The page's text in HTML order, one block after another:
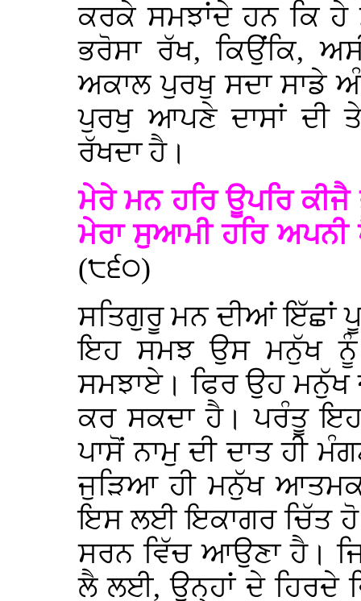
ਕਰਕੇ ਸਮਝਾਂਦੇ ਹਨ ਕਿ
ਭਰੋਸਾ ਰੱਖ, ਕਿਉਂਕਿ,
ਅਕਾਲ ਪੁਰਖੁ ਸਦਾ ਸਾਡੇ
ਪੁਰਖੁ ਆਪਣੇ ਦਾਸਾਂ
ਰੱਖਦਾ ਹੈ।
ਮੇਰੇ ਮਨ ਹਰਿ ਊਪਰਿ
ਮੇਰਾ ਸੁਆਮੀ ਹਰਿ ਅਪਨੀ
(੮੬੦)
ਸਤਿਗੁਰੂ ਮਨ ਦੀਆਂ ਇੱਛਾਂ
ਇਹ ਸਮਝ ਉਸ ਮਨੁੱਖ
ਸਮਝਾਏ। ਫਿਰ ਉਹ ਮਨੁੱਖ
ਕਰ ਸਕਦਾ ਹੈ। ਪਰੰਤੂ
ਪਾਸੋਂ ਨਾਮੁ ਦੀ ਦਾਤ ਹੀ
ਜੁੜਿਆ ਹੀ ਮਨੁੱਖ
ਇਸ ਲਈ ਇਕਾਗਰ ਚਿੱਤ
ਸਰਨ ਵਿੱਚ ਆਉਣਾ ਹੈ।
ਲੈ ਲਈ, ਉਨ੍ਹਾਂ ਦੇ ਹਿਰਦੇ